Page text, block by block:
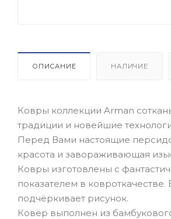
ОПИСАНИЕ НАЛИЧИЕ
Ковры коллекции Arman
традиции и новейшие
Перед Вами настоящие
красота и завораживающая
Ковры изготовлены с
показателем в
подчёркивает рисунок.
Ковёр выполнен из